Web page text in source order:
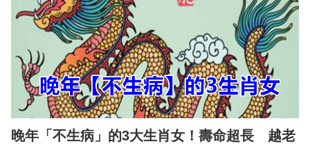
晚年「不生病」的3大生肖女！壽命超長 越老